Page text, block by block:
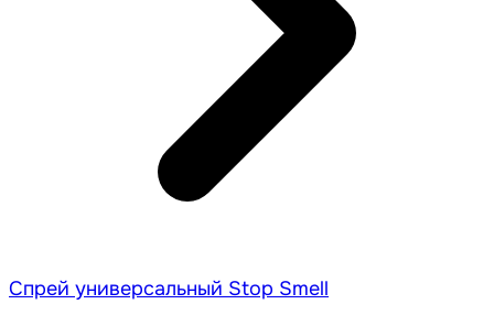
Спрей универсальный Stop Smell